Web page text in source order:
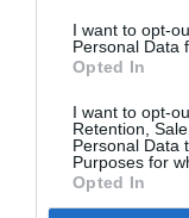
I want to opt-
Personal Data
Opted In
I want to opt-
Retention,
Personal Data
Purposes for
Opted In